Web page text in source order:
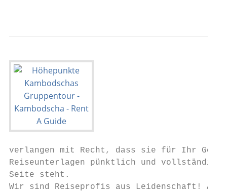
verlangen mit Recht, dass sie für Ihr Geld
Reiseunterlagen pünktlich und vollständig
Seite steht.
Wir sind Reiseprofis aus Leidenschaft!